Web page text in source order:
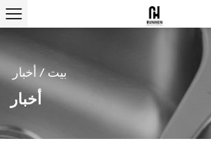
بيت/ أخبار
أخبار